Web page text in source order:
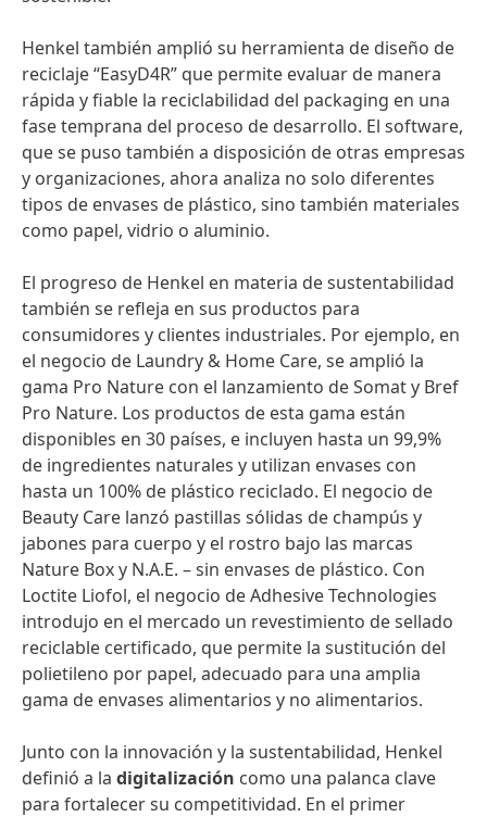
Henkel también amplió su herramienta de diseño de
reciclaje “EasyD4R” que permite evaluar de manera
rápida y fiable la reciclabilidad del packaging en una
fase temprana del proceso de desarrollo. El software,
que se puso también a disposición de otras empresas
y organizaciones, ahora analiza no solo diferentes
tipos de envases de plástico, sino también materiales
como papel, vidrio o aluminio.
El progreso de Henkel en materia de sustentabilidad
también se refleja en sus productos para
consumidores y clientes industriales. Por ejemplo, en
el negocio de Laundry & Home Care, se amplió la
gama Pro Nature con el lanzamiento de Somat y Bref
Pro Nature. Los productos de esta gama están
disponibles en 30 países, e incluyen hasta un 99,9%
de ingredientes naturales y utilizan envases con
hasta un 100% de plástico reciclado. El negocio de
Beauty Care lanzó pastillas sólidas de champús y
jabones para cuerpo y el rostro bajo las marcas
Nature Box y N.A.E. – sin envases de plástico. Con
Loctite Liofol, el negocio de Adhesive Technologies
introdujo en el mercado un revestimiento de sellado
reciclable certificado, que permite la sustitución del
polietileno por papel, adecuado para una amplia
gama de envases alimentarios y no alimentarios.
Junto con la innovación y la sustentabilidad, Henkel
definió a la digitalización como una palanca clave
para fortalecer su competitividad. En el primer